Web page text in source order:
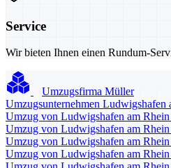
Service
Wir bieten Ihnen einen Rundum-
Umzugsfirma Müller
Umzugsunternehmen Ludwigshafen
Umzug von Ludwigshafen am
Umzug von Ludwigshafen am
Umzug von Ludwigshafen am
Umzug von Ludwigshafen am